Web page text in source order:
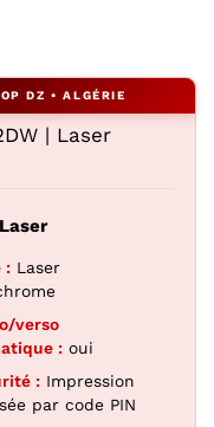
| Laser
: Laser
verso
: oui
: Impression
par code PIN